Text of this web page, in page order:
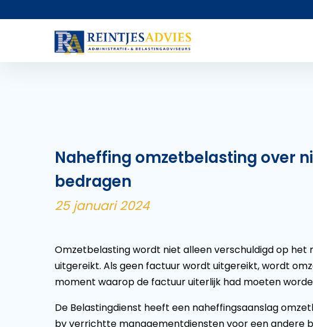
Naheffing omzetbelasting over
bedragen
25 januari 2024
Omzetbelasting wordt niet alleen verschuldigd op
uitgereikt. Als geen factuur wordt uitgereikt, wordt
moment waarop de factuur uiterlijk had moeten
De Belastingdienst heeft een naheffingsaanslag
bv verrichtte managementdiensten voor een andere